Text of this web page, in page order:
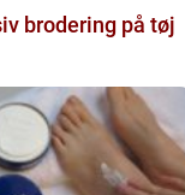
brodering på tøj